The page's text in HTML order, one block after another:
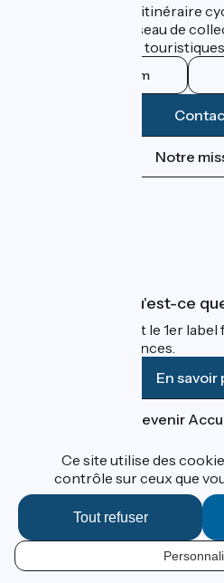
FR
ViaRhôna est un itinéraire
promu par un réseau de
leurs institutions touristiques.
Instagram
Notre
Accueil Vélo qu'est-ce
Accueil Vélo c'est le 1er
cyclistes en vacances.
En savoir
Devenir
Financé dans le cadre de
Contact
Données personnelles
Ce site utilise des
contrôle sur ceux que
Tout refuser